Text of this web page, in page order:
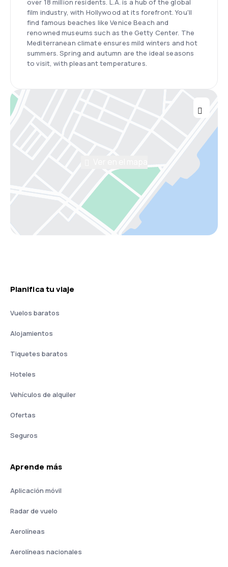
over 18 million residents. L.A. is a hub of the global
film industry, with Hollywood at its forefront. You'll
find famous beaches like Venice Beach and
renowned museums such as the Getty Center. The
Mediterranean climate ensures mild winters and hot
summers. Spring and autumn are the ideal seasons
to visit, with pleasant temperatures.
Planifica tu viaje
Vuelos baratos
Alojamientos
Tiquetes baratos
Hoteles
Vehículos de alquiler
Ofertas
Seguros
Aprende más
Aplicación móvil
Radar de vuelo
Aerolíneas
Aerolíneas nacionales